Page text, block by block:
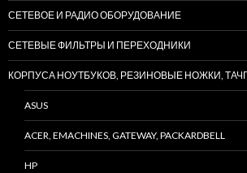
СЕТЕВОЕ И РАДИО ОБОРУДОВАНИЕ
СЕТЕВЫЕ ФИЛЬТРЫ И ПЕРЕХОДНИКИ
КОРПУСА НОУТБУКОВ, РЕЗИНОВЫЕ НОЖКИ,
ASUS
ACER, EMACHINES, GATEWAY, PACKARDBELL
HP